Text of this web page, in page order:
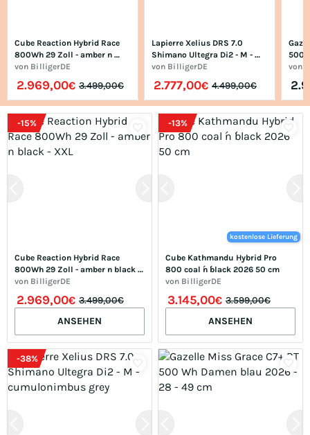
Cube Reaction Hybrid Race
800Wh 29 Zoll - amber n
black - XXL
von BilligerDE
2.969,00€ 3.499,00€
Lapierre Xelius DRS 7.0
Shimano Ultegra Di2 - M -
cumulonimbus grey
von BilligerDE
2.777,00€ 4.499,00€
500
28 -
von
-15%
Cube Reaction Hybrid Race
800Wh 29 Zoll - amber n black -
XXL
von BilligerDE
2.969,00€ 3.499,00€
ANSEHEN
-13%
kostenlose Lieferung
Cube Kathmandu Hybrid Pro
800 coal ́n ́black 2026 50 cm
von BilligerDE
3.145,00€ 3.599,00€
ANSEHEN
-38%